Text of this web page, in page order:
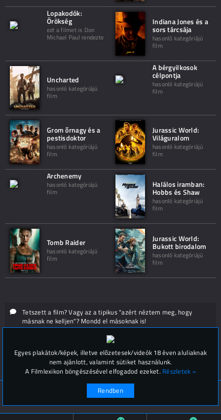
Lopakodók:
Örökség
ezt a filmet is Don
Michael Paul rendezte
Indiana Jones és a
sors tárcsája
hasonló kategóriájú
film
Uncharted
hasonló kategóriájú
film
A bérgyilkosok
célpontja
hasonló kategóriájú
film
Grom őrnagy és a
pestisdoktor
hasonló kategóriájú
film
Jurassic World:
Világuralom
hasonló kategóriájú
film
Archenemy
hasonló kategóriájú
film
Halálos iramban:
Hobbs és Shaw
hasonló kategóriájú
film
Tomb Raider
hasonló kategóriájú
film
Jurassic World:
Bukott birodalom
hasonló kategóriájú
film
Tetszett a film? Vagy az a tipikus "azért néztem meg, hogy
másnak ne kelljen"? Mondd el másoknak is!
Hozzászólások (
© Filmlexikon 2019-2026
Kapcsolat, impresszum
Egyes plakátok/képek, illetve előzetesek/videók 18 éven aluliaknak
nem ajánlott, valamint sütiket használunk.
A Filmlexikon böngészésével elfogadod ezeket. Részletek »
Rendben